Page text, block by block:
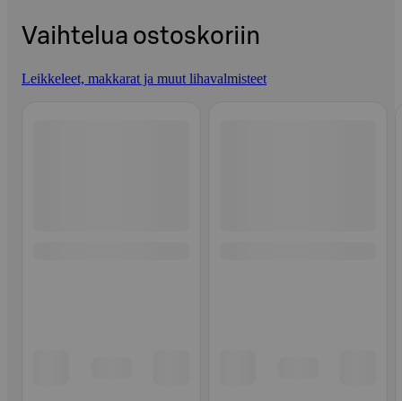
Vaihtelua ostoskoriin
Leikkeleet, makkarat ja muut lihavalmisteet